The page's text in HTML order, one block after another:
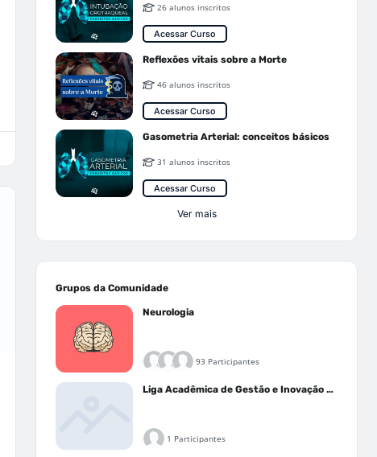
26 alunos inscritos
Acessar Curso
Reflexões vitais sobre a Morte
46 alunos inscritos
Acessar Curso
Gasometria Arterial: conceitos básicos
31 alunos inscritos
Acessar Curso
Ver mais
Grupos da Comunidade
Neurologia
93 Participantes
Liga Acadêmica de Gestão e Inovação Médica - LAGIM
1 Participantes